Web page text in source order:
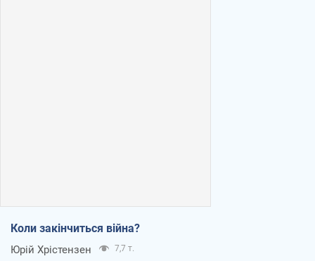
Коли закінчиться війна?
Юрій Хрістензен 7,7 т.